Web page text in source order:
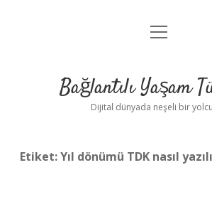
Anasayfa
Yasal Uyarı
menüyü
Bağlantılı Yaşam
Dijital dünyada neşeli bir
Etiket:Yıl dönümü TDK nasıl